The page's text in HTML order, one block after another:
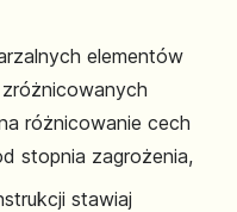
elementów
różnicowanie cech
stopnia zagrożenia,
stawiaj